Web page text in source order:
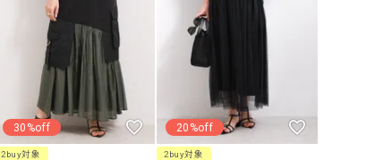
ツ）
blue willow（ブルーウィロー） Osmosis（オズモシス）
blue willow（ブルーウィロー）
CUBE SUGAR（キューブシュガー） PUMA（プーマ）
CONVERSE ALL STAR（コンバースオー
ルスター）
Risley（リズレー）
30%off
2buy対象
20%off
2buy対象